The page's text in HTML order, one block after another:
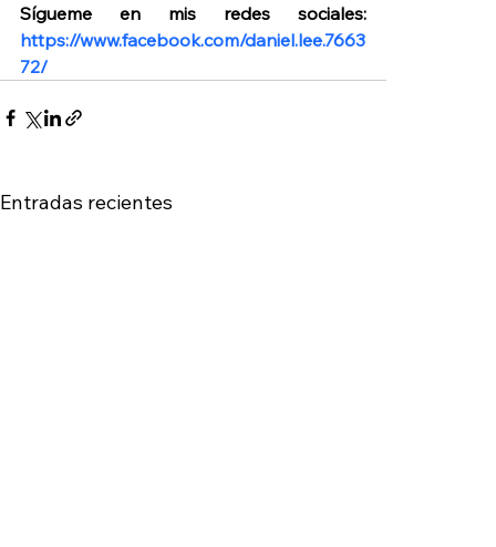
Sígueme en mis redes sociales:
https://www.facebook.com/daniel.lee.7663
72/
Entradas recientes